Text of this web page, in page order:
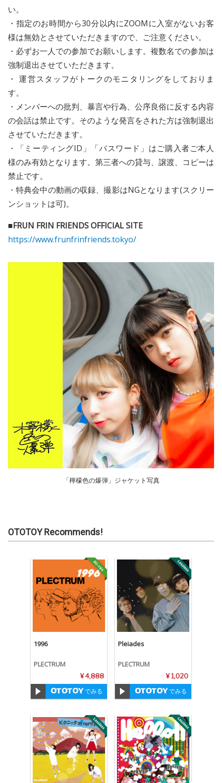
い。
・指定のお時間から30分以内にZOOMに入室がないお客
様は無効とさせていただきますので、ご注意ください。
・必ずお一人での参加でお願いします。複数名での参加は
強制退出させていただきます。
・ 運営スタッフがトークのモニタリングをしておりま
す。
・メンバーへの批判、暴言や行為、公序良俗に反する内容
の会話は禁止です。そのような発言をされた方は強制退出
させていただきます。
・「ミーティングID」「パスワード」はご購入者ご本人
様のみ有効となります。第三者への貸与、譲渡、コピーは
禁止です。
・特典会中の動画の収録、撮影はNGとなります(スクリー
ンショットは可)。
■FRUN FRIN FRIENDS OFFICIAL SITE
https://www.frunfrinfriends.tokyo/
「檸檬色の爆弾」ジャケット写真
OTOTOY Recommends!
1996
PLECTRUM
¥ 4,888
でみる
Pleiades
PLECTRUM
¥ 1,020
でみる